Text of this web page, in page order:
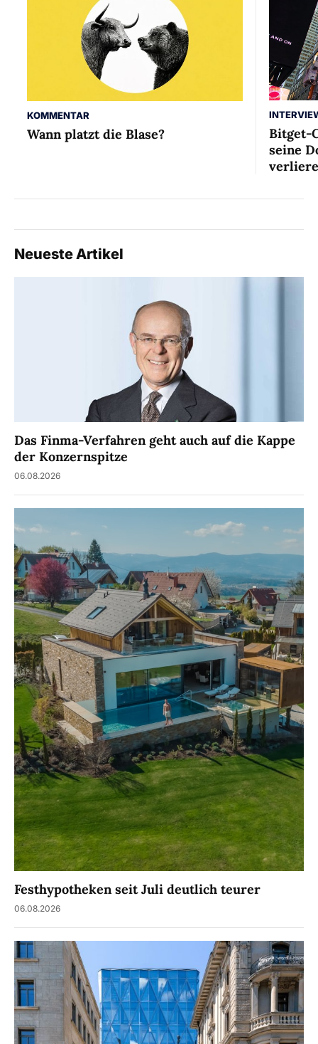
KOMMENTAR
Wann platzt die Blase?
Bitget-
seine
Neueste Artikel
Das Finma-Verfahren geht auch auf die Kappe
der Konzernspitze
06.08.2026
Festhypotheken seit Juli deutlich teurer
06.08.2026